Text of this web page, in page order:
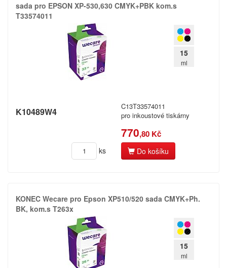
sada pro EPSON XP-​530,​630 CMYK+​PBK kom.​s
T33574011
15
ml
K10489W4
C13T33574011
pro inkoustové tiskárny
770,80 Kč
ks Do košíku
KONEC Wecare pro Epson XP510/​520 sada CMYK+​Ph.​
BK,​ kom.​s T263x
15
ml